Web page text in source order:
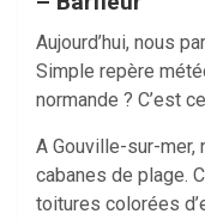
Aujourd’hui, nous
Simple repère
normande ? C’est
A Gouville-sur-
cabanes de plage.
toitures colorées